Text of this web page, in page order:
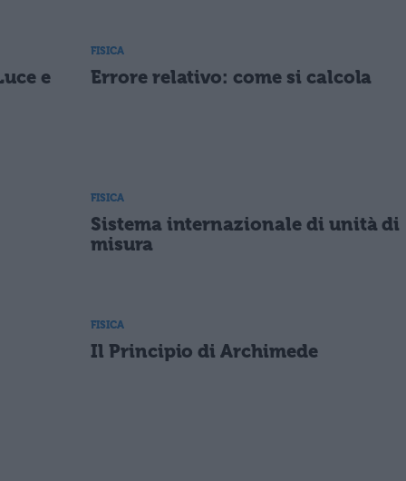
e
FISICA
Errore relativo: come si calcola
FISICA
Sistema internazionale di unità di
misura
FISICA
Il Principio di Archimede